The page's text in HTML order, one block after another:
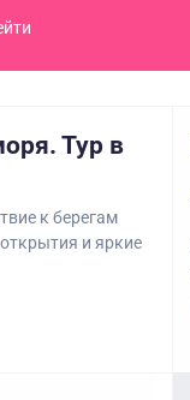
Тур в
к берегам
и яркие